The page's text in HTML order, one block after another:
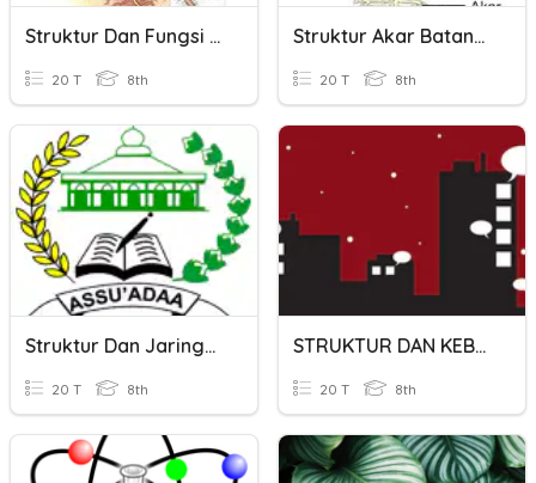
Struktur Dan Fungsi Tumbuhan Kelas 8
20 T 8th
Struktur Akar Batang Daun Dan Bunga
20 T 8th
Struktur Dan Jaringan Tumbuhan
20 T 8th
STRUKTUR DAN KEBAHASAAN TEKS BERITA
20 T 8th